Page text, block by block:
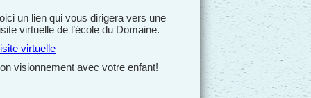
un lien qui vous dirigera vers une
virtuelle de l’école du Domaine.
virtuelle
visionnement avec votre enfant!